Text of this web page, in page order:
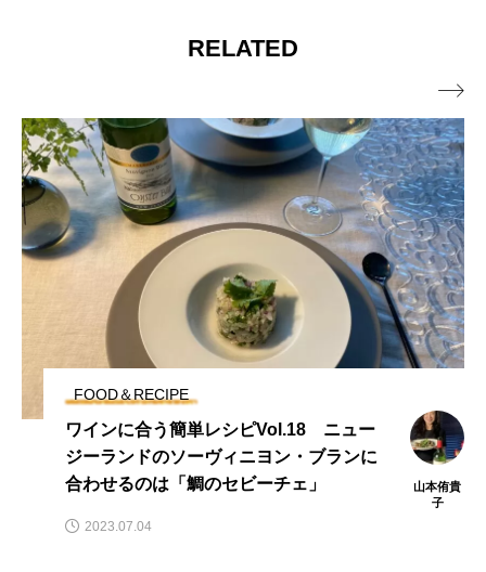
RELATED
FOOD＆RECIPE
ワインに合う簡単レシピVol.18 ニュー
ジーランドのソーヴィニヨン・ブランに
合わせるのは「鯛のセビーチェ」
山本侑貴
子
2023.07.04
